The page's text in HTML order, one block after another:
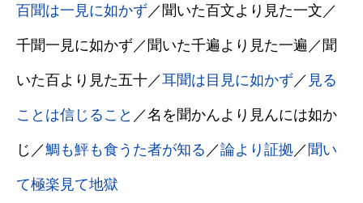
百聞は一見に如かず／聞いた百文より見た一文／
千聞一見に如かず／聞いた千遍より見た一遍／聞
いた百より見た五十／耳聞は目見に如かず／ 見る
ことは信じること ／名を聞かんより見んには如か
じ／鯛も鮃も食うた者が知る ／論より証拠／ 聞い
て極楽見て地獄